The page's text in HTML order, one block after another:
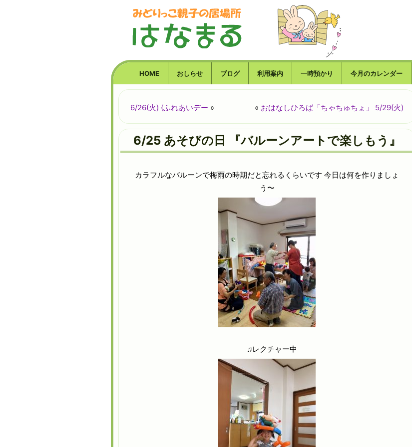
HOME おしらせ ブログ 利用案内 一時預かり 今月のカレンダー
6/26(火) {ふれあいデー » « おはなしひろば「ちゃちゅちょ」 5/29(火)
6/25 あそびの日 『バルーンアートで楽しもう』
カラフルなバルーンで梅雨の時期だと忘れるくらいです 今日は何を作りましょ
う〜
♫レクチャー中